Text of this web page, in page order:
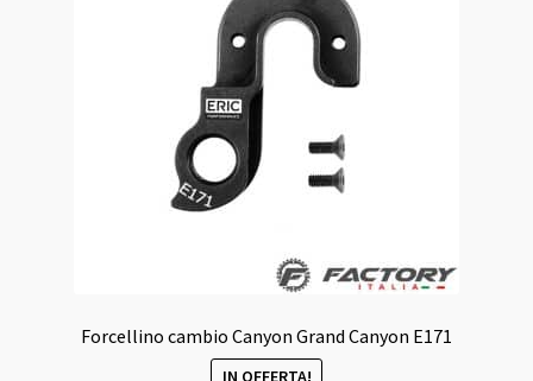
Forcellino cambio Canyon Grand Canyon E171
IN OFFERTA!